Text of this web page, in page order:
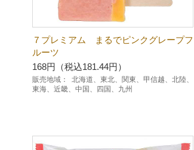
７プレミアム まるでピンクグレープフ
ルーツ
168円（税込181.44円）
販売地域：
北海道、東北、関東、甲信越、北陸、
東海、近畿、中国、四国、九州